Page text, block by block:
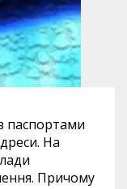
паспортами
На
Причому